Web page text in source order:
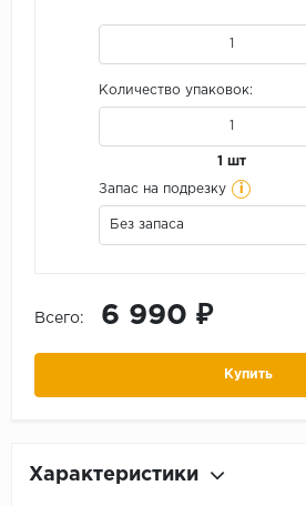
Количество упаковок:
1 шт
Запас на подрезку i
Без запаса
Всего: 6 990 ₽
Купить
Характеристики